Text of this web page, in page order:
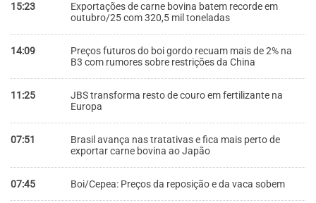
15:23
Exportações de carne bovina batem recorde em
outubro/25 com 320,5 mil toneladas
14:09
Preços futuros do boi gordo recuam mais de 2% na
B3 com rumores sobre restrições da China
11:25
JBS transforma resto de couro em fertilizante na
Europa
07:51
Brasil avança nas tratativas e fica mais perto de
exportar carne bovina ao Japão
07:45 Boi/Cepea: Preços da reposição e da vaca sobem